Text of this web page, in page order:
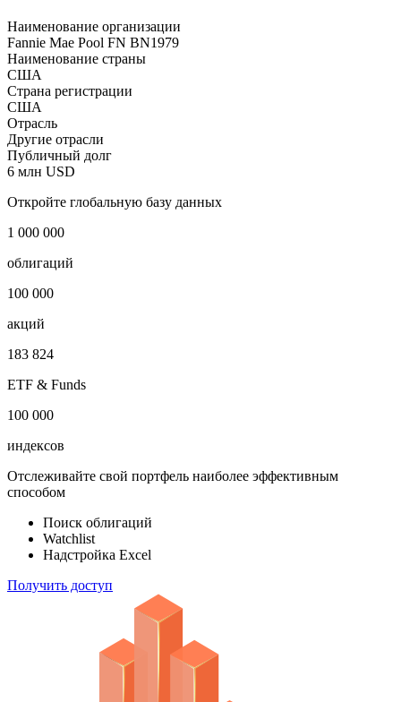
Наименование организации
Fannie Mae Pool FN BN1979
Наименование страны
США
Страна регистрации
США
Отрасль
Другие отрасли
Публичный долг
6 млн USD
Откройте глобальную базу данных
1 000 000
облигаций
100 000
акций
183 824
ETF & Funds
100 000
индексов
Отслеживайте свой портфель наиболее эффективным
способом
Поиск облигаций
Watchlist
Надстройка Excel
Получить доступ